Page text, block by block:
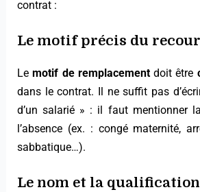
contrat :
Le motif précis du
Lemotif de remplacementdoit être
dans le contrat. Il ne suffit pas
d’un salarié » : il faut mentionner la
l’absence (ex. : congé maternité,
sabbatique…).
Le nom et la